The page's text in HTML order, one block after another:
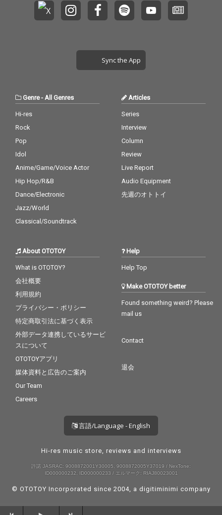
メとフィルを多用した
ドラム、派手な抜き差
ックには、これから始
まる全国60カ所への覚
悟がにじむ。 “世の中
総力戦のアンセム。
Sync the App
Genre- All Genres
Hi-res
Rock
Pop
Idol
Anime/Game/Voice Actor
Hip Hop/R&B
Dance/Electronic
Jazz/World
Classical/Soundtrack
Articles
Series
Interview
Column
Review
Live Report
Audio Equipment
先週のオトトイ
About OTOTOY
What is OTOTOY?
会社概要
利用規約
プライバシー・ポリシー
特定商取引法に基づく表示
外部データ連携しているサービ
スについて
OTOTOYアプリ
媒体資料と広告のご案内
Our Team
Careers
Help
Help Top
Make OTOTOY better
Found something weird? Please
mail us
Contact
退会
言語/Language - English
Hi-res music store, reviews and interviews
許諾 JASRAC: 9008872001Y30005, 9008872005Y37019 / NexTone:
ID000000232, ID000000233 / エルマーク: RIAJ80023001
© OTOTOY Incorporated since 2004, a digitiminimi company